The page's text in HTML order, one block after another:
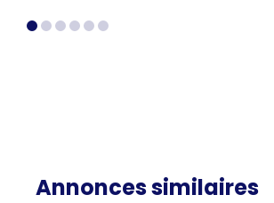
Annonces similaires